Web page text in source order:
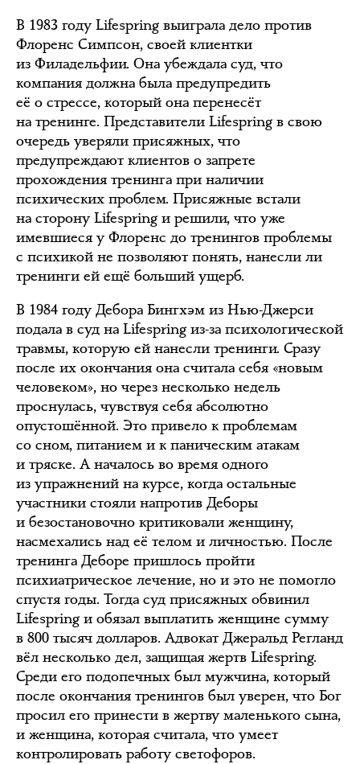
В 1983 году Lifespring выиграла дело против
Флоренс Симпсон, своей клиентки
из Филадельфии. Она убеждала суд, что
компания должна была предупредить
её о стрессе, который она перенесёт
на тренинге. Представители Lifespring в свою
очередь уверяли присяжных, что
предупреждают клиентов о запрете
прохождения тренинга при наличии
психических проблем. Присяжные встали
на сторону Lifespring и решили, что уже
имевшиеся у Флоренс до тренингов проблемы
с психикой не позволяют понять, нанесли ли
тренинги ей ещё больший ущерб.
В 1984 году Дебора Бингхэм из Нью-Джерси
подала в суд на Lifespring из-за психологической
травмы, которую ей нанесли тренинги. Сразу
после их окончания она считала себя «новым
человеком»‎, но через несколько недель
проснулась, чувствуя себя абсолютно
опустошённой. Это привело к проблемам
со сном, питанием и к паническим атакам
и тряске. А началось во время одного
из упражнений на курсе, когда остальные
участники стояли напротив Деборы
и безостановочно критиковали женщину,
насмехались над её телом и личностью. После
тренинга Деборе пришлось пройти
психиатрическое лечение, но и это не помогло
спустя годы. Тогда суд присяжных обвинил
Lifespring и обязал выплатить женщине сумму
в 800 тысяч долларов. Адвокат Джеральд Регланд
вёл несколько дел, защищая жертв Lifespring.
Среди его подопечных был мужчина, который
после окончания тренингов был уверен, что Бог
просил его принести в жертву маленького сына,
и женщина, которая считала, что умеет
контролировать работу светофоров.